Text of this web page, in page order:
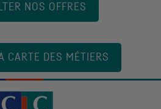
NOS OFFRES
CARTE DES MÉTIERS